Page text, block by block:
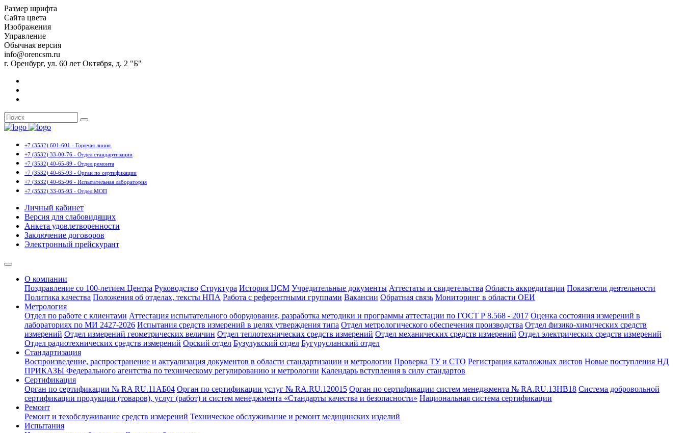
Размер шрифта
Сайта цвета
Изображения
Управление
Обычная версия
info@orencsm.ru
г. Оренбург, ул. 60 лет Октября, д. 2 "Б"
+7 (3532) 601-601 - Горячая линия
+7 (3532) 33-00-76 - Отдел стандартизации
+7 (3532) 40-65-89 - Отдел ремонта
+7 (3532) 40-65-93 - Орган по сертификации
+7 (3532) 40-65-96 - Испытательная лаборатория
+7 (3532) 33-05-93 - Отдел МОП
Личный кабинет
Версия для слабовидящих
Анкета удовлетворенности
Заключение договоров
Электронный прейскурант
О компании
Поздравление со 100-летием Центра Руководство Структура История ЦСМ Учредительные документы Аттестаты и свидетельства Область аккредитации Показатели деятельности
Политика качества Положения об отделах, тексты НПА Работа с референтными группами Вакансии Обратная связь Мониторинг в области ОЕИ
Метрология
Отдел по работе с клиентами Аттестация испытательного оборудования, разработка методики и программы аттестации по ГОСТ Р 8.568 - 2017 Оценка состояния измерений в
лабораториях по МИ 2427-2026 Испытания средств измерений в целях утверждения типа Отдел метрологического обеспечения производства Отдел физико-химических средств
измерений Отдел измерений геометрических величин Отдел теплотехнических средств измерений Отдел механических средств измерений Отдел электрических средств измерений
Отдел радиотехнических средств измерений Орский отдел Бузулукский отдел Бугурусланский отдел
Стандартизация
Воспроизведение, распространение и актуализация документов в области стандартизации и метрологии Проверка ТУ и СТО Регистрация каталожных листов Новые поступления НД
ПРИКАЗЫ Федерального агентства по техническому регулированию и метрологии Календарь вступления в силу стандартов
Сертификация
Орган по сертификации № RA RU.11АБ04 Орган по сертификации услуг № RA.RU.120015 Орган по сертификации систем менеджмента № RA.RU.13HB18 Система добровольной
сертификации продукции (товаров), услуг (работ) и систем менеджмента «Стандарты качества и безопасности» Национальная система сертификации
Ремонт
Ремонт и техобслуживание средств измерений Техническое обслуживание и ремонт медицинских изделий
Испытания